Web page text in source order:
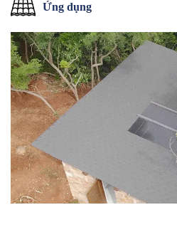
Ứng dụng